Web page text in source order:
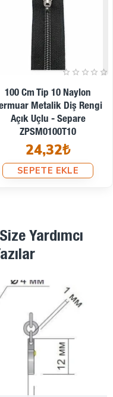
120 Cm T5 Naylon Ters
Ve Pardösü Fermuarı
– Siyah 322 EZP00120S
84,48₺
SEPETE EKLE
Yardımcı